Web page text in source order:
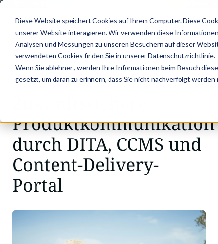
Diese Website speichert Cookies auf Ihrem Computer. Diese
unserer Website interagieren. Wir verwenden diese
Analysen und Messungen zu unseren Besuchern auf dieser
verwendeten Cookies finden Sie in unserer Datenschutzrichtlinie.
Wenn Sie ablehnen, werden Ihre Informationen beim Besuch
gesetzt, um daran zu erinnern, dass Sie nicht nachverfolgt werden
MIT STRUKTURIERTEN PRODUKTDATEN ZUM DIGITALEN PRODUKTPASS -
Success Stories • Zukunftssichere Produktkommuni…
SUCCESS STORIES
Produktkommunikation
durch DITA, CCMS und
Content-Delivery-
Portal